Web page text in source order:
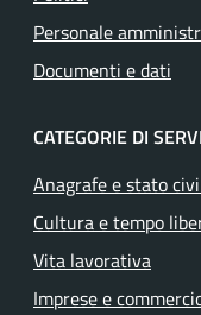
Personale
Documenti e dati
CATEGORIE DI
Anagrafe e stato
Cultura e tempo
Vita lavorativa
Imprese e